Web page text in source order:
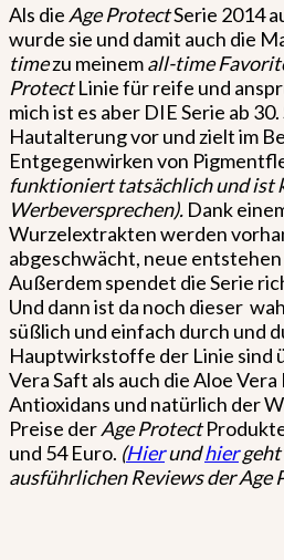
Als die Age ProtectSerie 2014
wurde sie und damit auch die
timezu meinemall-time
ProtectLinie für reife und
mich ist es aber DIE Serie ab
Hautalterung vor und zielt im
Entgegenwirken von
funktioniert tatsächlich und ist
Werbeversprechen). Dank
Wurzelextrakten werden
abgeschwächt, neue
Außerdem spendet die Serie
Und dann ist da noch dieser
süßlich und einfach durch und
Hauptwirkstoffe der Linie sind
Vera Saft als auch die Aloe
Antioxidans und natürlich der
Preise derAge Protect
und 54 Euro. (Hierundhier
ausführlichen Reviews der Age